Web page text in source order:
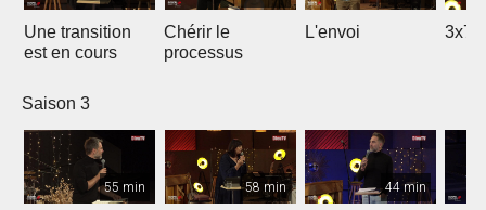
Une transition
est en cours
Chérir le
processus
L'envoi 3x7
Saison 3
55 min 58 min 44 min